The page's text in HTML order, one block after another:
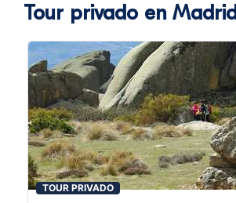
Tour privado en Madrid
TOUR PRIVADO